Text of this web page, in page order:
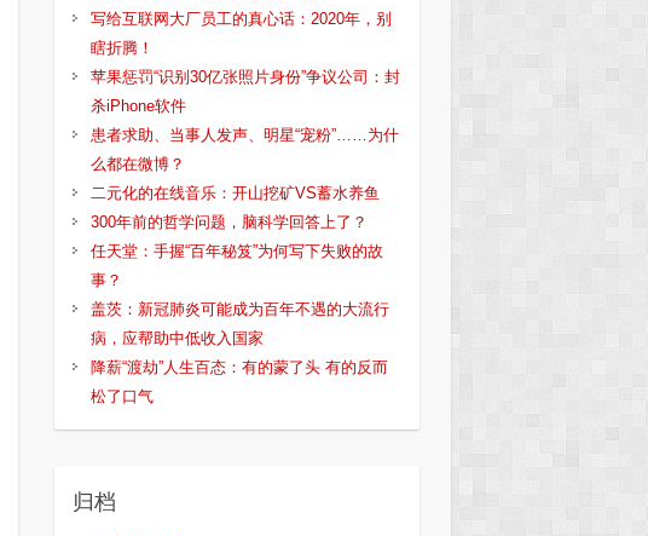
写给互联网大厂员工的真心话：2020年，别
瞎折腾！
苹果惩罚“识别30亿张照片身份”争议公司：封
杀iPhone软件
患者求助、当事人发声、明星“宠粉”……为什
么都在微博？
二元化的在线音乐：开山挖矿VS蓄水养鱼
300年前的哲学问题，脑科学回答上了？
任天堂：手握“百年秘笈”为何写下失败的故
事？
盖茨：新冠肺炎可能成为百年不遇的大流行
病，应帮助中低收入国家
降薪“渡劫”人生百态：有的蒙了头 有的反而
松了口气
归档